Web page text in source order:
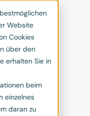
Website
Cookies
über den
erhalten Sie in
beim
einzelnes
daran zu
KMU